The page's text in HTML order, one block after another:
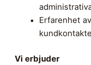
Erfarenhet
Vi erbjuder